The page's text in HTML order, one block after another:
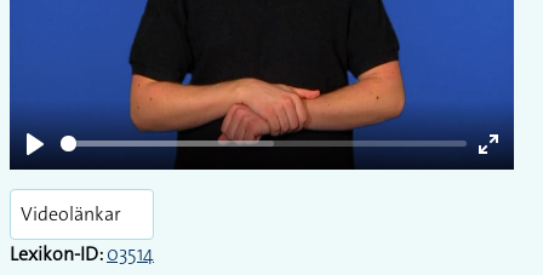
Play
Enter
Videolänkar
Lexikon-ID:03514